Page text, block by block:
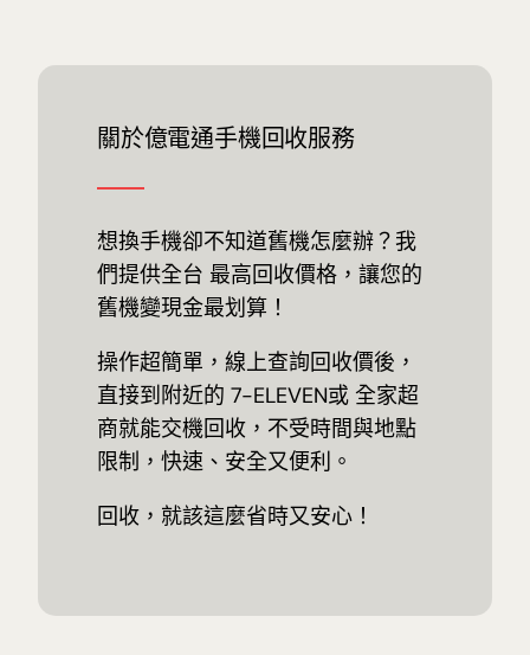
關於億電通手機回收服務
想換手機卻不知道舊機怎麼辦？我
們提供全台 最高回收價格，讓您的
舊機變現金最划算！
操作超簡單，線上查詢回收價後，
直接到附近的 7-ELEVEN或 全家超
商就能交機回收，不受時間與地點
限制，快速、安全又便利。
回收，就該這麼省時又安心！